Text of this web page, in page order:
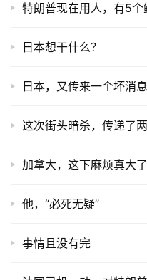
特朗普现在用人，有5个
日本想干什么？
日本，又传来一个坏消息
这次街头暗杀，传递了
加拿大，这下麻烦真大了
他，“必死无疑”
事情且没有完